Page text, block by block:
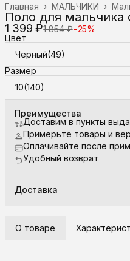
МАЛЬЧИКИ ›
Главная ›
Поло для
1 399 ₽1 854 ₽−25%
Цвет
Черный(49)
Размер
10(140)
Преимущества
Доставим в пункты
Примерьте товары и
Оплачивайте после
Удобный возврат
Доставка
О товаре